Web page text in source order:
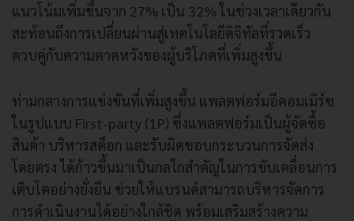
แนวโน้มเพิ่มขึ้นจาก 27% เป็น 32% ในช่วงเวลาเดียวกัน
สะท้อนถึงการเปลี่ยนผ่านสู่เทคโนโลยีดิจิทัลที่รวดเร็ว
ควบคู่กับความคาดหวังของผู้บริโภคที่เพิ่มสูงขึ้น
ท่ามกลางการแข่งขันที่เพิ่มสูงขึ้น แพลตฟอร์มอีคอมเมิร์ซ
ในรูปแบบ First-party (1P) ซึ่งแพลตฟอร์มเป็นผู้จัดซื้อ
สินค้า บริหารสต็อก และรับผิดชอบกระบวนการจัดส่ง
โดยตรง ได้ก้าวขึ้นมาเป็นกลไกสำคัญในการขับเคลื่อนการ
เติบโตอย่างยั่งยืน ช่วยให้แบรนด์สามารถบริหารจัดการ
การดำเนินงานได้อย่างใกล้ชิด พร้อมเสริมสร้างความ